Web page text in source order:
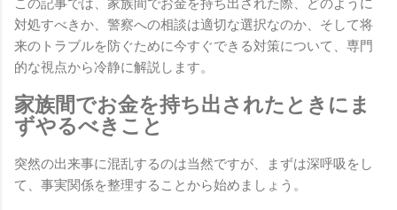
対処すべきか、警察への相談は適切な選択なのか、そして将
来のトラブルを防ぐために今すぐできる対策について、専門
的な視点から冷静に解説します。
家族間でお金を持ち出されたときにま
ずやるべきこと
突然の出来事に混乱するのは当然ですが、まずは深呼吸をし
て、事実関係を整理することから始めましょう。